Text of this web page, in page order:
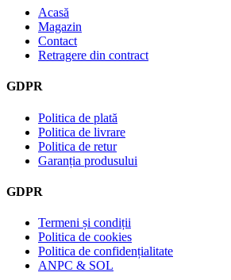
Acasă
Magazin
Contact
Retragere din contract
GDPR
Politica de plată
Politica de livrare
Politica de retur
Garanția produsului
GDPR
Termeni și condiții
Politica de cookies
Politica de confidențialitate
ANPC & SOL